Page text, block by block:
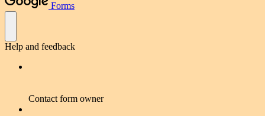
Forms
Help and feedback
Contact form owner